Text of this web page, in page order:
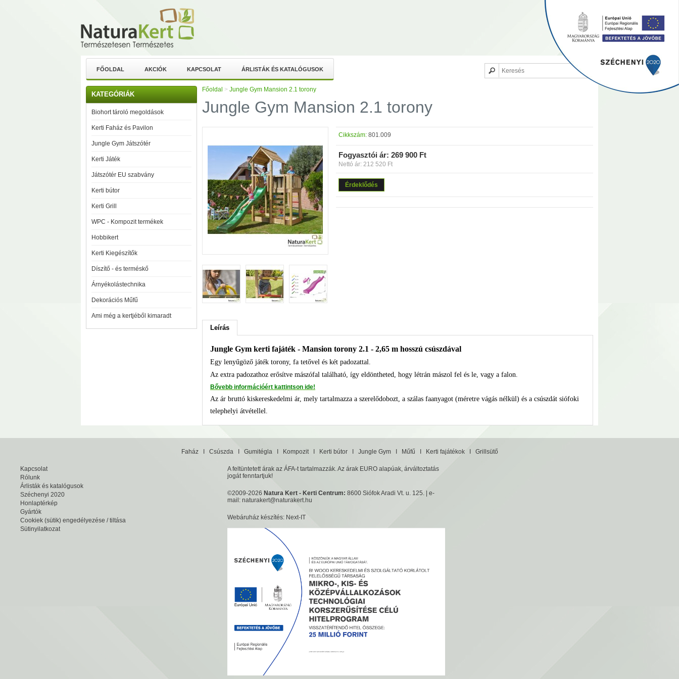
FŐOLDAL AKCIÓK KAPCSOLAT ÁRLISTÁK ÉS KATALÓGUSOK
KATEGÓRIÁK
Biohort tároló megoldások
Kerti Faház és Pavilon
Jungle Gym Játszótér
Kerti Játék
Játszótér EU szabvány
Kerti bútor
Kerti Grill
WPC - Kompozit termékek
Hobbikert
Kerti Kiegészítők
Díszítő - és terméskő
Árnyékolástechnika
Dekorációs Műfű
Ami még a kertjéből kimaradt
Főoldal > Jungle Gym Mansion 2.1 torony
Jungle Gym Mansion 2.1 torony
Cikkszám: 801.009
Fogyasztói ár: 269 900 Ft
Nettó ár: 212 520 Ft
Érdeklődés
Leírás
Jungle Gym kerti fajáték - Mansion torony 2.1 - 2,65 m hosszú csúszdával
Egy lenyűgöző játék torony, fa tetővel és két padozattal.
Az extra padozathoz erősítve mászófal található, így eldöntheted, hogy létrán mászol fel és le, vagy a falon.
​Bővebb információért kattintson ide!
Az ár bruttó kiskereskedelmi ár, mely tartalmazza a szerelődobozt, a szálas faanyagot (méretre vágás nélkül) és a csúszdát siófoki
telephelyi átvétellel.
FaházI CsúszdaI GumitéglaI KompozitI Kerti bútorI Jungle GymI Műfű Kerti fajátékokI Grillsütő
Kapcsolat
Rólunk
Árlisták és katalógusok
Széchenyi 2020
Honlaptérkép
Gyártók
Cookiek (sütik) engedélyezése / tiltása
Sütinyilatkozat
A feltüntetett árak az ÁFA-t tartalmazzák. Az árak EURO alapúak, árváltoztatás
jogát fenntartjuk!
©2009-2026 Natura Kert - Kerti Centrum: 8600 Siófok Aradi Vt. u. 125. | e-
mail:naturakert@naturakert.hu
Webáruház készítés: Next-IT